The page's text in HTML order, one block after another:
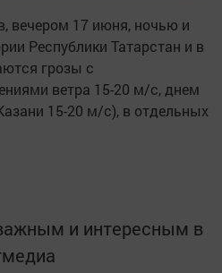
вечером 17 июня, ночью и
Республики Татарстан и в
грозы с
ветра 15-20 м/с, днем
15-20 м/с), в отдельных
и интересным в